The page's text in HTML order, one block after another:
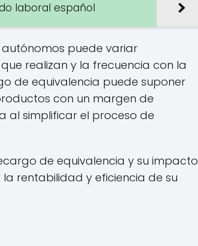
laboral español
puede variar
realizan y la frecuencia con la
de equivalencia puede suponer
con un margen de
al simplificar el proceso de
de equivalencia y su impacto
rentabilidad y eficiencia de su